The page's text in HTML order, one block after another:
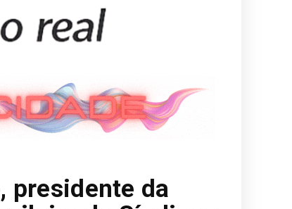
presidente da